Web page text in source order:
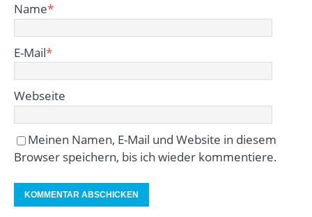
Name*
E-Mail*
Webseite
Meinen Namen, E-Mail und Website in diesem
Browser speichern, bis ich wieder kommentiere.